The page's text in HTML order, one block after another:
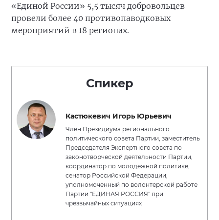
«Единой России» 5,5 тысяч добровольцев
провели более 40 противопаводковых
мероприятий в 18 регионах.
Спикер
Кастюкевич Игорь Юрьевич
Член Президиума регионального
политического совета Партии, заместитель
Председателя Экспертного совета по
законотворческой деятельности Партии,
координатор по молодежной политике,
сенатор Российской Федерации,
уполномоченный по волонтерской работе
Партии "ЕДИНАЯ РОССИЯ" при
чрезвычайных ситуациях